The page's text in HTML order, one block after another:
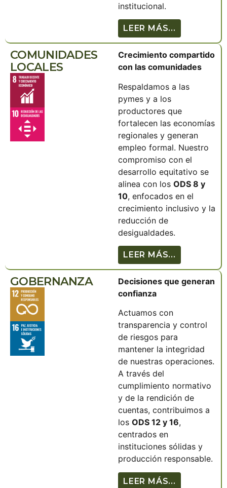
institucional.
LEER MÁS...
COMUNIDADES
LOCALES
Crecimiento compartido
con las comunidades
Respaldamos a las
pymes y a los
productores que
fortalecen las economías
regionales y generan
empleo formal. Nuestro
compromiso con el
desarrollo equitativo se
alinea con los ODS 8 y
10, enfocados en el
crecimiento inclusivo y la
reducción de
desigualdades.
LEER MÁS...
GOBERNANZA
Decisiones que generan
confianza
Actuamos con
transparencia y control
de riesgos para
mantener la integridad
de nuestras operaciones.
A través del
cumplimiento normativo
y de la rendición de
cuentas, contribuimos a
los ODS 12 y 16,
centrados en
instituciones sólidas y
producción responsable.
LEER MÁS...